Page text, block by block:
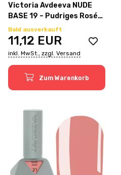
Victoria Avdeeva NUDE
BASE 19 – Pudriges Rosé
12ml
Bald ausverkauft
11,12 EUR
inkl. MwSt., zzgl. Versand
Zum Warenkorb